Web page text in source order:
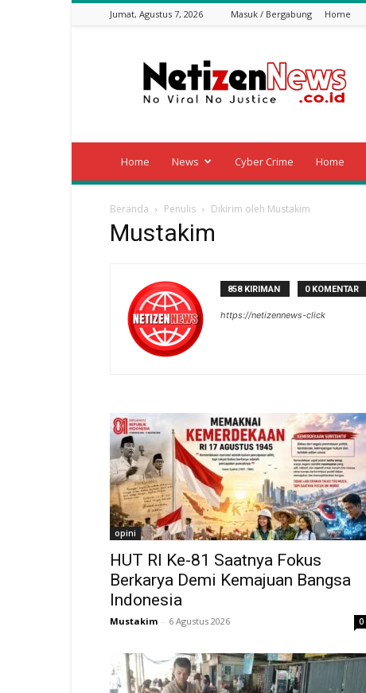
Jumat, Agustus 7, 2026 Masuk / Bergabung Home
News
Home News Cyber Crime Home
Beranda Penulis Dikirim oleh Mustakim
Mustakim
858 KIRIMAN 0 KOMENTAR
https://netizennews-click
opini
HUT RI Ke-81 Saatnya Fokus
Berkarya Demi Kemajuan Bangsa
Indonesia
Mustakim - 6 Agustus 2026 0